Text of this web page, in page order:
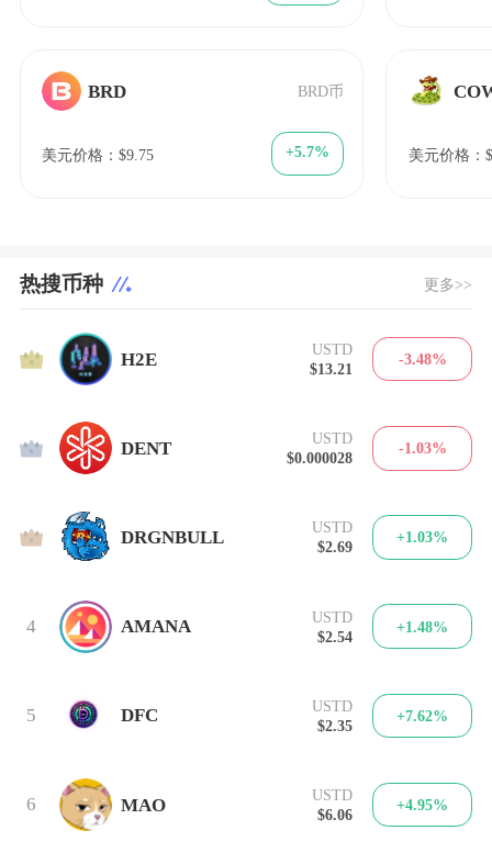
BRD BRD币
美元价格：$9.75 +5.7% 美元价格：
热搜币种 更多>>
1 H2E
USTD
$13.21
-3.48%
2 DENT
USTD
$0.000028
-1.03%
3 DRGNBULL
USTD
$2.69
+1.03%
4 AMANA
USTD
$2.54
+1.48%
5 DFC
USTD
$2.35
+7.62%
6 MAO
USTD
$6.06
+4.95%